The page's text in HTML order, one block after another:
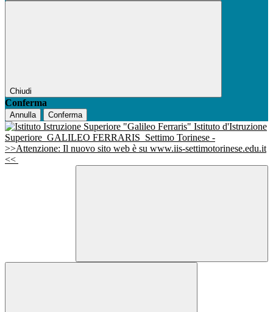
Chiudi
Conferma
Annulla Conferma
Istituto d'Istruzione
Superiore GALILEO FERRARIS Settimo Torinese -
>>Attenzione: Il nuovo sito web è su www.iis-settimotorinese.edu.it
<<